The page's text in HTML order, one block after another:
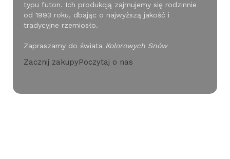
typu futon. Ich produkcją zajmujemy się rodzinnie
od 1993 roku, dbając o najwyższą jakość i
tradycyjne rzemiosło.
Zapraszamy do świata Kolorowych Snów
Zacznij zakupyPoczytaj o nas